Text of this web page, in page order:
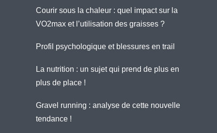
Courir sous la chaleur : quel impact sur la
VO2max et l’utilisation des graisses ?
Profil psychologique et blessures en trail
La nutrition : un sujet qui prend de plus en
plus de place !
Gravel running : analyse de cette nouvelle
tendance !